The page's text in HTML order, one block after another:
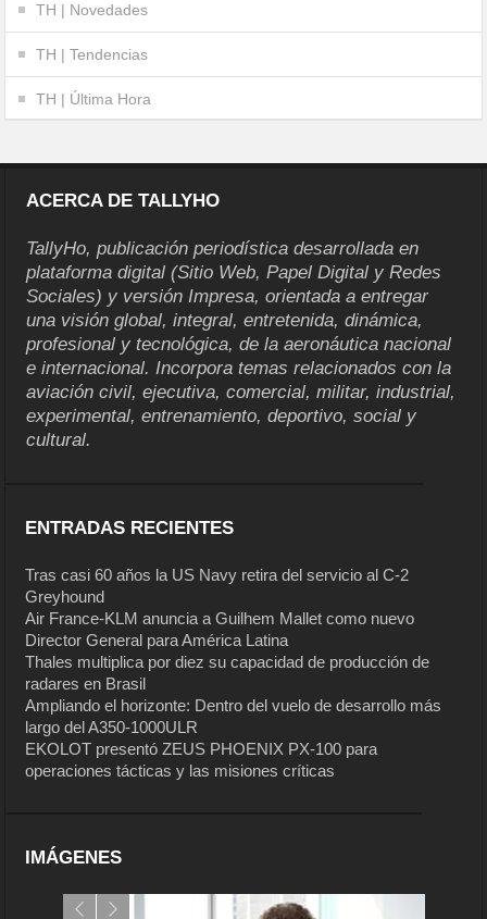
TH | Novedades
TH | Tendencias
TH | Última Hora
ACERCA DE TALLYHO
TallyHo, publicación periodística desarrollada en
plataforma digital (Sitio Web, Papel Digital y Redes
Sociales) y versión Impresa, orientada a entregar
una visión global, integral, entretenida, dinámica,
profesional y tecnológica, de la aeronáutica nacional
e internacional. Incorpora temas relacionados con la
aviación civil, ejecutiva, comercial, militar, industrial,
experimental, entrenamiento, deportivo, social y
cultural.
ENTRADAS RECIENTES
Tras casi 60 años la US Navy retira del servicio al C-2
Greyhound
Air France-KLM anuncia a Guilhem Mallet como nuevo
Director General para América Latina
Thales multiplica por diez su capacidad de producción de
radares en Brasil
Ampliando el horizonte: Dentro del vuelo de desarrollo más
largo del A350-1000ULR
EKOLOT presentó ZEUS PHOENIX PX-100 para
operaciones tácticas y las misiones críticas
IMÁGENES